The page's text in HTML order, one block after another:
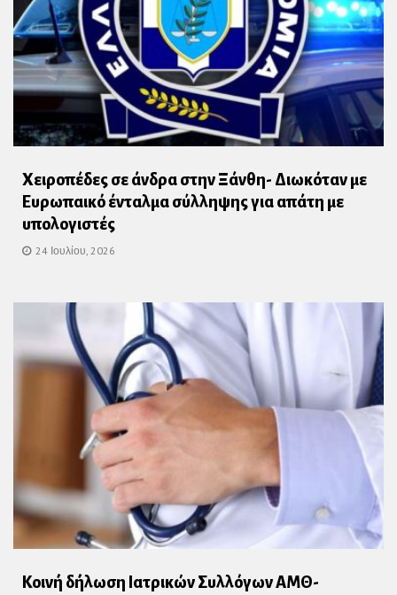
Χειροπέδες σε άνδρα στην Ξάνθη- Διωκόταν με
Ευρωπαικό ένταλμα σύλληψης για απάτη με
υπολογιστές
24 Ιουλίου, 2026
Κοινή δήλωση Ιατρικών Συλλόγων ΑΜΘ-